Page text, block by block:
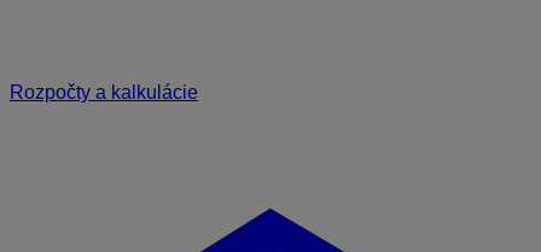
Rozpočty a kalkulácie